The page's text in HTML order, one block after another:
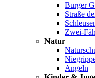
Burger
Straße
Zwei-
Natur
Angeln